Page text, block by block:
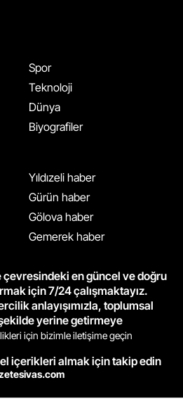
Spor
Teknoloji
Dünya
Biyografiler
Yıldızeli haber
Gürün haber
Gölova haber
Gemerek haber
en güncel ve doğru
için 7/24 çalışmaktayız.
anlayışımızla, toplumsal
yerine getirmeye
için bizimle iletişime geçin
içerikleri almak için takip edin